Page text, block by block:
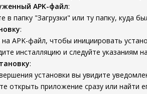
APK-файл:
в папку "Загрузки" или ту папку, куда
:
APK-файл, чтобы инициировать
инсталляцию и следуйте указаниям
:
установки вы увидите
открыть приложение сразу или найти